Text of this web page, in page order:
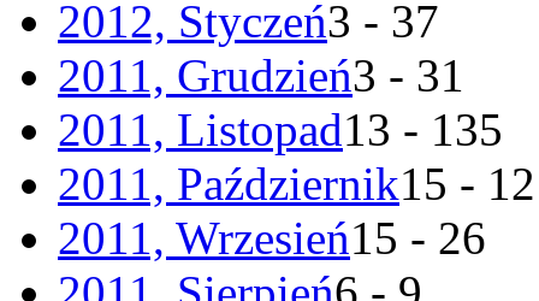
2012, Styczeń3 - 37
2011, Grudzień3 - 31
2011, Listopad13 - 135
2011, Październik15 -
2011, Wrzesień15 - 26